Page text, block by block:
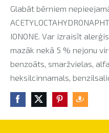
Glabāt bērniem
IONONE. Var izraisīt
mazāk nekā 5 % nejonu
benzoāts, smaržvielas,
heksilcinnamals,